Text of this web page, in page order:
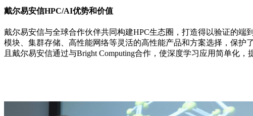
戴尔易安信HPC/AI优势和价值
戴尔易安信与全球合作伙伴共同构建HPC生态圈，打造得以验证的
模块、集群存储、高性能网络等灵活的高性能产品和方案选择，保
且戴尔易安信通过与Bright Computing合作，使深度学习应用简单化